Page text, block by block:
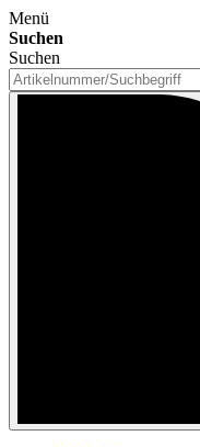
Menü
Suchen
Suchen